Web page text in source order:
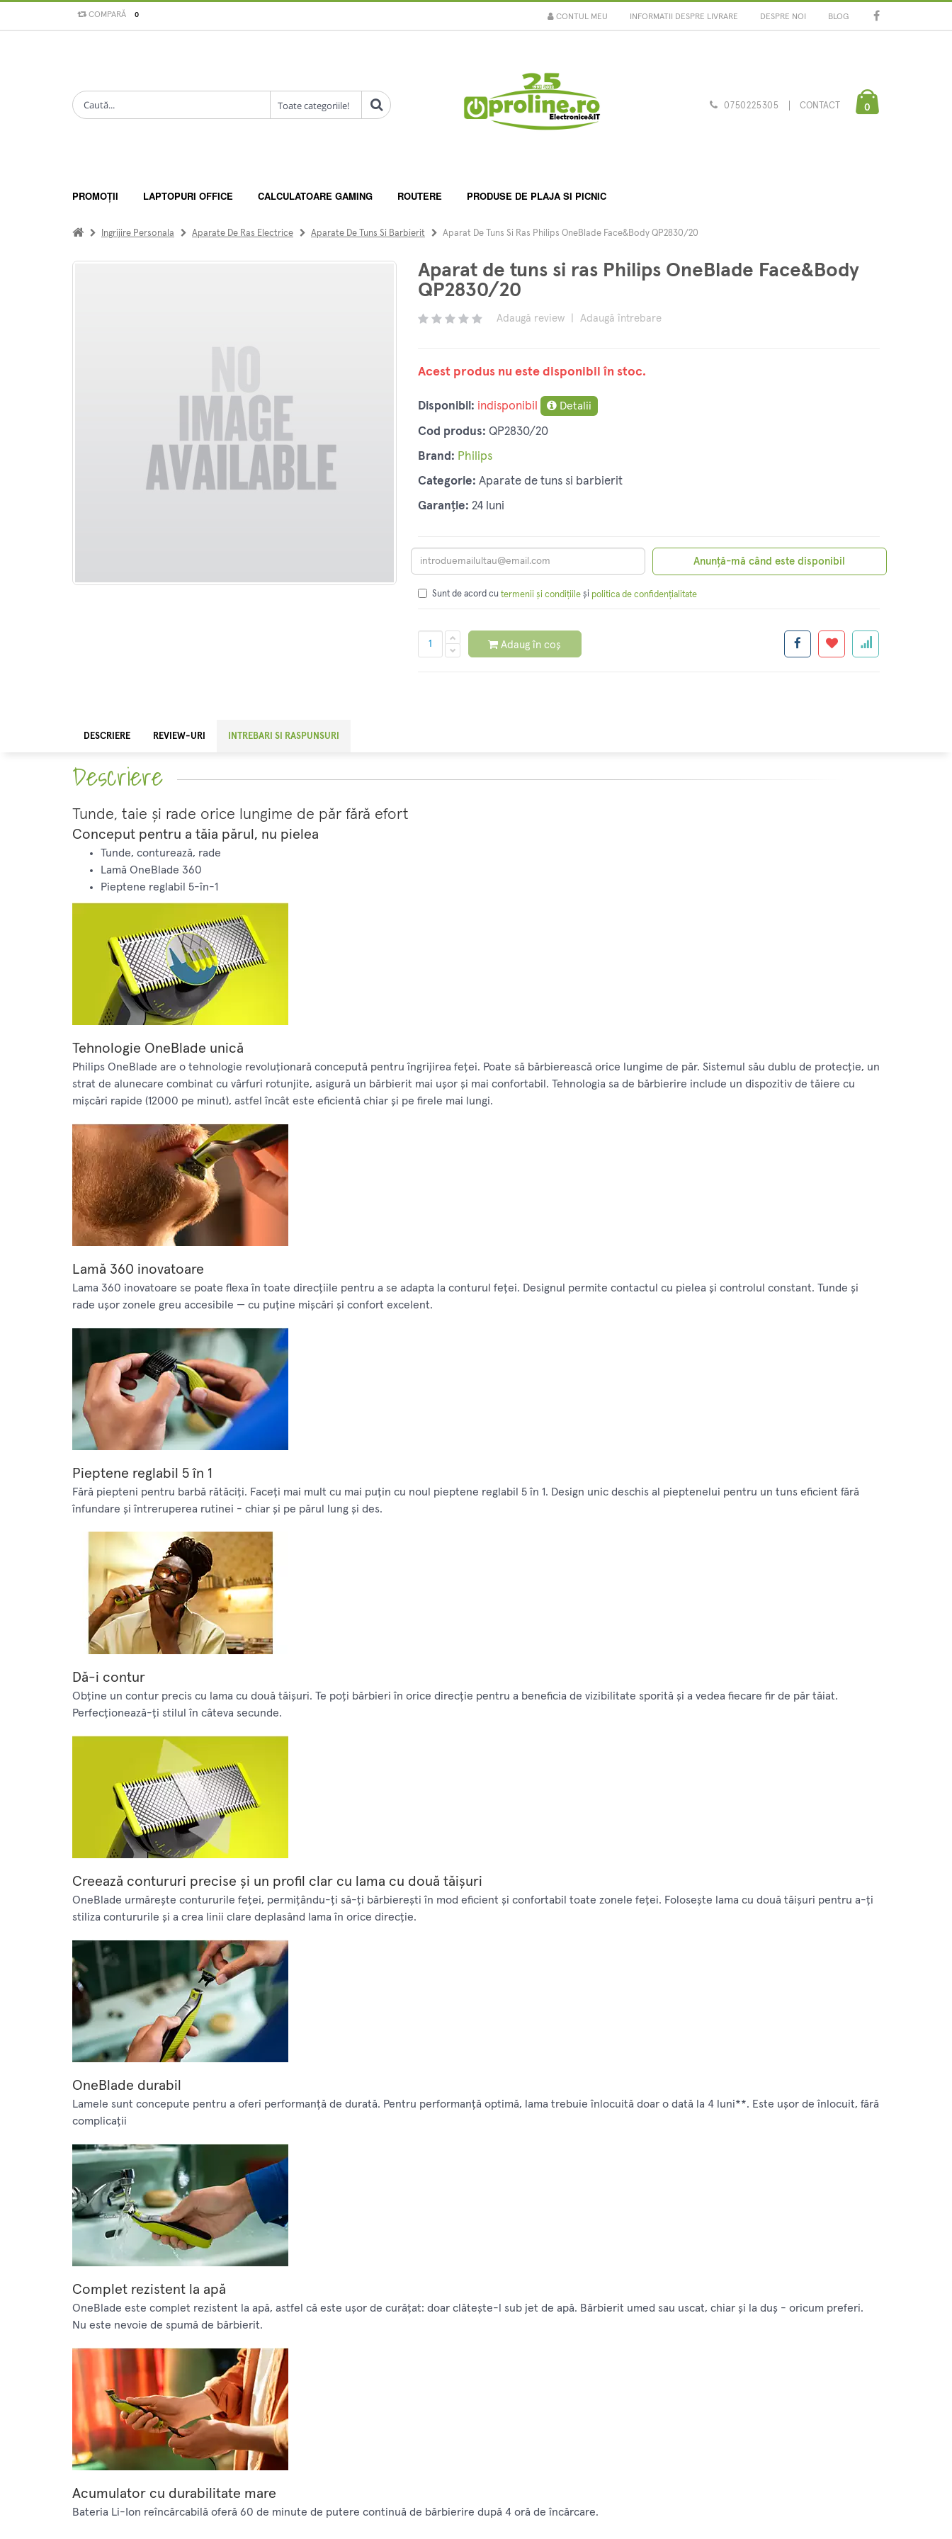
COMPARĂ 0 INFORMATII DESPRE LIVRARE DESPRE NOI BLOG
CONTUL MEU
0750225305 CONTACT 0
PROMOȚII LAPTOPURI OFFICE CALCULATOARE GAMING ROUTERE PRODUSE DE PLAJA SI PICNIC
Ingrijire Personala Aparate De Ras Electrice Aparate De Tuns Si Barbierit Aparat De Tuns Si Ras Philips OneBlade Face&Body QP2830/20
Aparat de tuns si ras Philips OneBlade Face&Body
QP2830/20
Adaugă review Adaugă întrebare
Acest produs nu este disponibil în stoc.
Disponibil: indisponibil Detalii
Cod produs: QP2830/20
Brand: Philips
Categorie: Aparate de tuns si barbierit
Garanție: 24 luni
Anunță-mă când este disponibil
Sunt de acord cu termenii și condițiileși politica de confidențialitate
Adaug în coș
DESCRIERE REVIEW-URI INTREBARI SI RASPUNSURI
Descriere
Tunde, taie şi rade orice lungime de păr fără efort
Conceput pentru a tăia părul, nu pielea
Tunde, conturează, rade
Lamă OneBlade 360
Pieptene reglabil 5-în-1
Tehnologie OneBlade unică
Philips OneBlade are o tehnologie revoluţionară concepută pentru îngrijirea feţei. Poate să bărbierească orice lungime de păr. Sistemul său dublu de protecţie, un
strat de alunecare combinat cu vârfuri rotunjite, asigură un bărbierit mai uşor şi mai confortabil. Tehnologia sa de bărbierire include un dispozitiv de tăiere cu
mişcări rapide (12000 pe minut), astfel încât este eficientă chiar şi pe firele mai lungi.
Lamă 360 inovatoare
Lama 360 inovatoare se poate flexa în toate direcţiile pentru a se adapta la conturul feţei. Designul permite contactul cu pielea şi controlul constant. Tunde şi
rade uşor zonele greu accesibile — cu puţine mişcări şi confort excelent.
Pieptene reglabil 5 în 1
Fără piepteni pentru barbă rătăciţi. Faceţi mai mult cu mai puţin cu noul pieptene reglabil 5 în 1. Design unic deschis al pieptenelui pentru un tuns eficient fără
înfundare şi întreruperea rutinei - chiar şi pe părul lung şi des.
Dă-i contur
Obţine un contur precis cu lama cu două tăişuri. Te poţi bărbieri în orice direcţie pentru a beneficia de vizibilitate sporită şi a vedea fiecare fir de păr tăiat.
Perfecţionează-ţi stilul în câteva secunde.
Creează contururi precise şi un profil clar cu lama cu două tăişuri
OneBlade urmăreşte contururile feţei, permiţându-ţi să-ţi bărbiereşti în mod eficient şi confortabil toate zonele feţei. Foloseşte lama cu două tăişuri pentru a-ţi
stiliza contururile şi a crea linii clare deplasând lama în orice direcţie.
OneBlade durabil
Lamele sunt concepute pentru a oferi performanţă de durată. Pentru performanţă optimă, lama trebuie înlocuită doar o dată la 4 luni**. Este uşor de înlocuit, fără
complicaţii
Complet rezistent la apă
OneBlade este complet rezistent la apă, astfel că este uşor de curăţat: doar clăteşte-l sub jet de apă. Bărbierit umed sau uscat, chiar şi la duş - oricum preferi.
Nu este nevoie de spumă de bărbierit.
Acumulator cu durabilitate mare
Bateria Li-Ion reîncărcabilă oferă 60 de minute de putere continuă de bărbierire după 4 oră de încărcare.